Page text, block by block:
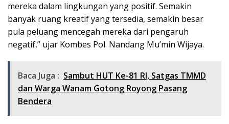
mereka dalam lingkungan yang positif. Semakin
banyak ruang kreatif yang tersedia, semakin besar
pula peluang mencegah mereka dari pengaruh
negatif,” ujar Kombes Pol. Nandang Mu’min Wijaya.
Baca Juga : Sambut HUT Ke-81 RI, Satgas TMMD
dan Warga Wanam Gotong Royong Pasang
Bendera